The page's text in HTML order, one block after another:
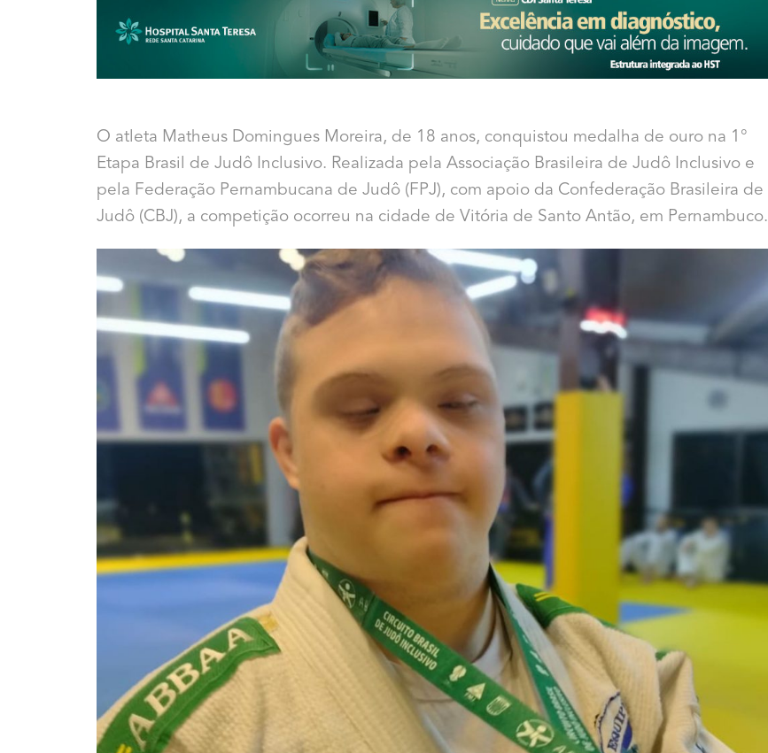
O atleta Matheus Domingues Moreira, de 18 anos, conquistou medalha de ouro na 1°
Etapa Brasil de Judô Inclusivo. Realizada pela Associação Brasileira de Judô Inclusivo e
pela Federação Pernambucana de Judô (FPJ), com apoio da Confederação Brasileira de
Judô (CBJ), a competição ocorreu na cidade de Vitória de Santo Antão, em Pernambuco.